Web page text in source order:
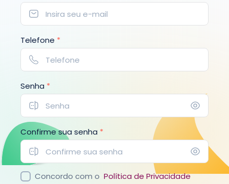
Telefone *
Senha *
Confirme sua senha *
Concordo com o Política de Privacidade